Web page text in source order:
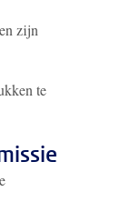
zijn
te